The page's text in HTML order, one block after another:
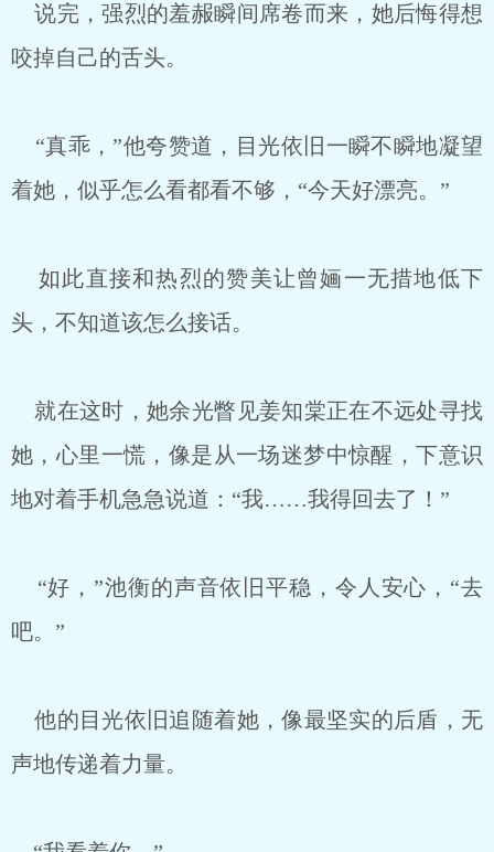
说完，强烈的羞赧瞬间席卷而来，她后悔得想
咬掉自己的舌头。
“真乖，”他夸赞道，目光依旧一瞬不瞬地凝望
着她，似乎怎么看都看不够，“今天好漂亮。”
如此直接和热烈的赞美让曾婳一无措地低下
头，不知道该怎么接话。
就在这时，她余光瞥见姜知棠正在不远处寻找
她，心里一慌，像是从一场迷梦中惊醒，下意识
地对着手机急急说道：“我……我得回去了！”
“好，”池衡的声音依旧平稳，令人安心，“去
吧。”
他的目光依旧追随着她，像最坚实的后盾，无
声地传递着力量。